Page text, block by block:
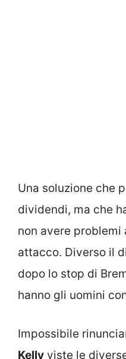
Una soluzione che
dividendi, ma che
non avere problemi
attacco. Diverso il
dopo lo stop di
hanno gli uomini
Impossibile
Kelly viste le